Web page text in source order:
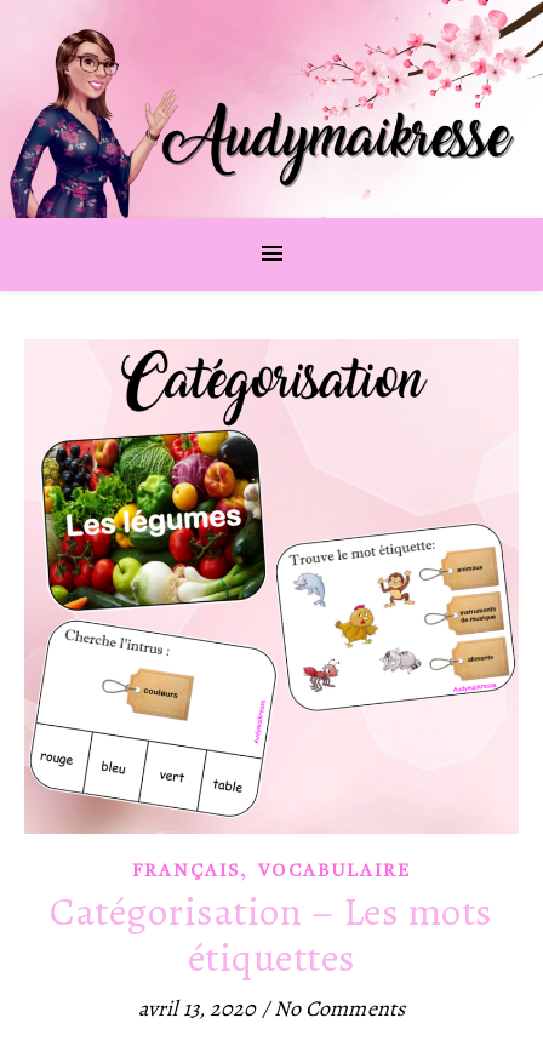
FRANÇAIS ,VOCABULAIRE
Catégorisation – Les mots
étiquettes
avril 13, 2020/ No Comments